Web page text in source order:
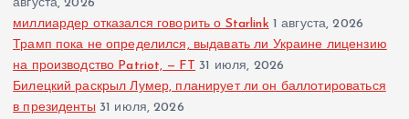
августа, 2026
миллиардер отказался говорить о Starlink 1 августа, 2026
Трамп пока не определился, выдавать ли Украине лицензию
на производство Patriot, — FT 31 июля, 2026
Билецкий раскрыл Лумер, планирует ли он баллотироваться
в президенты 31 июля, 2026